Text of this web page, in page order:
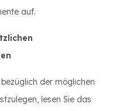
auf.
der möglichen
lesen Sie das